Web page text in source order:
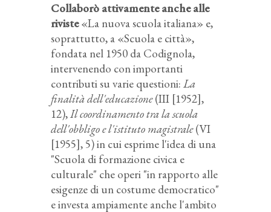
Collaborò attivamente anche alle
riviste«La nuova scuola italiana» e,
soprattutto, a «Scuola e città»,
fondata nel 1950 da Codignola,
intervenendo con importanti
contributi su varie questioni: La
finalità dell'educazione(III [1952],
12),Il coordinamento tra la scuola
dell'obbligo e l'istituto magistrale(VI
[1955], 5) in cui esprime l'idea di una
"Scuola di formazione civica e
culturale" che operi "in rapporto alle
esigenze di un costume democratico"
e investa ampiamente anche l'ambito